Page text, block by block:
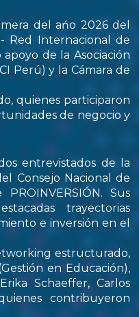
del ańo 2026 del
Red Internacional de
de la Asociación
Perú) y la Cámara de
quienes participaron
de negocio y
entrevistados de la
Consejo Nacional de
Sus
trayectorias
e inversión en el
estructurado,
en Educación),
Schaeffer, Carlos
contribuyeron